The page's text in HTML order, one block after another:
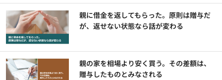
親に借金を返してもらった。原則は贈与だ
が、返せない状態なら話が変わる
親の家を相場より安く買う。その差額は、
贈与したものとみなされる